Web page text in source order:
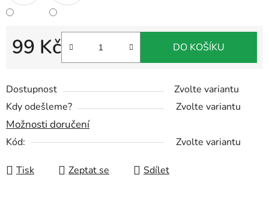
Dostupnost
Zvolte variantu
Kdy odešleme?
Zvolte variantu
Možnosti doručení
Kód: Zvolte variantu
99 Kč
Měrná cena:
DO KOŠÍKU
Tisk Zeptat se Sdílet